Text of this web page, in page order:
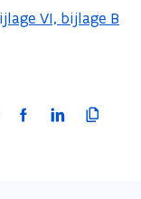
VI, bijlage B
F
L
K